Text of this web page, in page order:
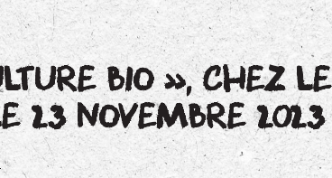
BIO », CHEZ LE
23 NOVEMBRE 2023